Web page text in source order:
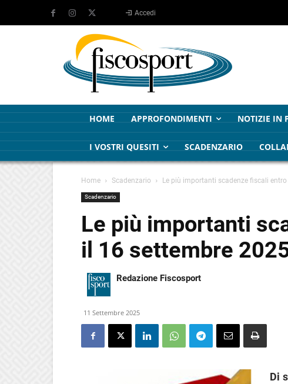
Accedi
HOME APPROFONDIMENTI NOTIZIE IN
I VOSTRI QUESITI SCADENZARIO
Home Scadenzario Le più importanti scadenze fiscali
Scadenzario
Le più importanti
il 16 settembre
Redazione Fiscosport
11 Settembre 2025
Di